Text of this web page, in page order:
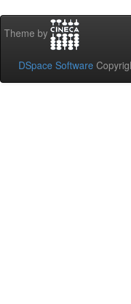
Theme by
DSpace Software